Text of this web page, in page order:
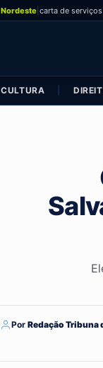
Nordeste carta de serviços
CULTURA
Por Redação Tribuna